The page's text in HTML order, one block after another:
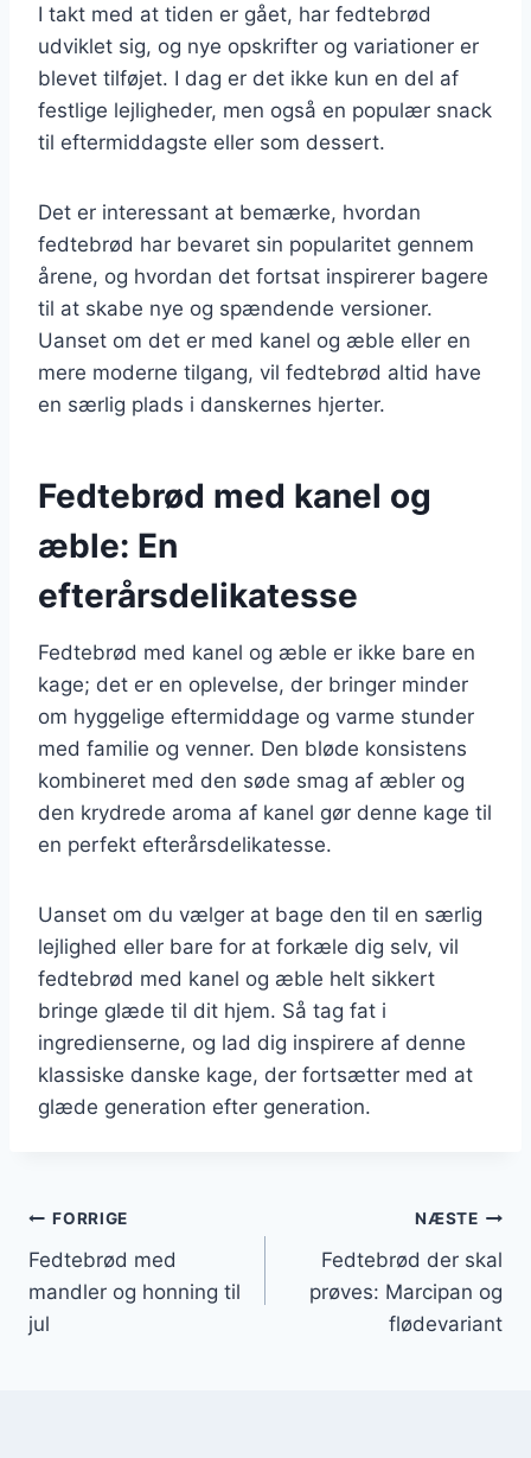
I takt med at tiden er gået, har fedtebrød
udviklet sig, og nye opskrifter og variationer er
blevet tilføjet. I dag er det ikke kun en del af
festlige lejligheder, men også en populær snack
til eftermiddagste eller som dessert.
Det er interessant at bemærke, hvordan
fedtebrød har bevaret sin popularitet gennem
årene, og hvordan det fortsat inspirerer bagere
til at skabe nye og spændende versioner.
Uanset om det er med kanel og æble eller en
mere moderne tilgang, vil fedtebrød altid have
en særlig plads i danskernes hjerter.
Fedtebrød med kanel og
æble: En
efterårsdelikatesse
Fedtebrød med kanel og æble er ikke bare en
kage; det er en oplevelse, der bringer minder
om hyggelige eftermiddage og varme stunder
med familie og venner. Den bløde konsistens
kombineret med den søde smag af æbler og
den krydrede aroma af kanel gør denne kage til
en perfekt efterårsdelikatesse.
Uanset om du vælger at bage den til en særlig
lejlighed eller bare for at forkæle dig selv, vil
fedtebrød med kanel og æble helt sikkert
bringe glæde til dit hjem. Så tag fat i
ingredienserne, og lad dig inspirere af denne
klassiske danske kage, der fortsætter med at
glæde generation efter generation.
Indlægsnavigation
FORRIGE
Fedtebrød med
mandler og honning til
jul
NÆSTE
Fedtebrød der skal
prøves: Marcipan og
flødevariant